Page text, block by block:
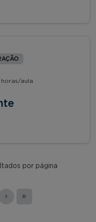
aula
por página
› »